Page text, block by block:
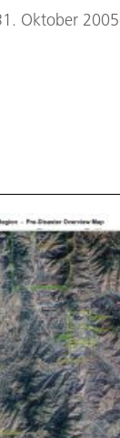
Oktober 2005